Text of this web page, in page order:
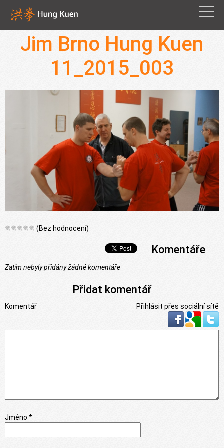
Jim Brno Hung Kuen
11_2015_003
(Bez hodnocení)
Komentáře
Zatím nebyly přidány žádné komentáře
Přidat komentář
Přihlásit přes sociální sítě
Komentář
Jméno *